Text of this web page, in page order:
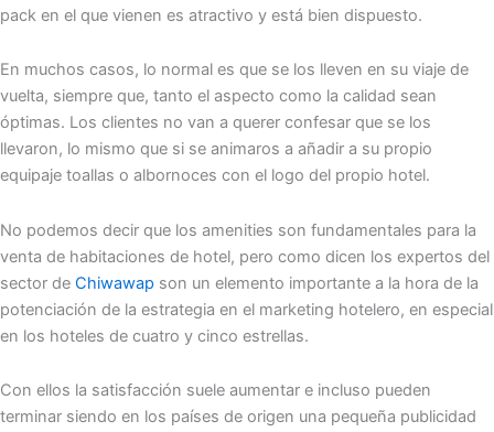
pack en el que vienen es atractivo y está bien dispuesto.
En muchos casos, lo normal es que se los lleven en su viaje de
vuelta, siempre que, tanto el aspecto como la calidad sean
óptimas. Los clientes no van a querer confesar que se los
llevaron, lo mismo que si se animaros a añadir a su propio
equipaje toallas o albornoces con el logo del propio hotel.
No podemos decir que los amenities son fundamentales para la
venta de habitaciones de hotel, pero como dicen los expertos del
sector de Chiwawap son un elemento importante a la hora de la
potenciación de la estrategia en el marketing hotelero, en especial
en los hoteles de cuatro y cinco estrellas.
Con ellos la satisfacción suele aumentar e incluso pueden
terminar siendo en los países de origen una pequeña publicidad